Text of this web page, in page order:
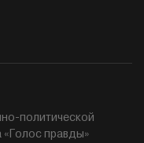
политической
«Голос правды»